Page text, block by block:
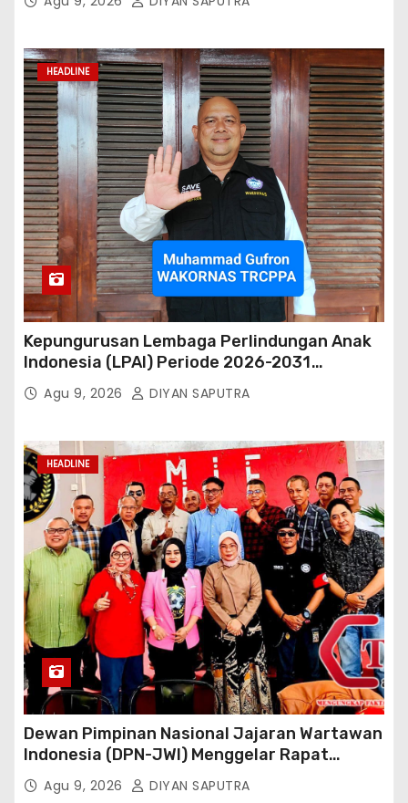
HEADLINE
Kepungurusan Lembaga Perlindungan Anak
Indonesia (LPAI) Periode 2026-2031
Terbentuk, Wakil Kordinator Nasional Tim
Reaksi Cepat Perlindungan Perempuan Anak
Mengapresiasi Dan Beri Selamat
Agu 9, 2026 DIYAN SAPUTRA
HEADLINE
Dewan Pimpinan Nasional Jajaran Wartawan
Indonesia (DPN-JWI) Menggelar Rapat
Konsolidasi Dan Restrukturisasi Di Jakarta
Agu 9, 2026 DIYAN SAPUTRA